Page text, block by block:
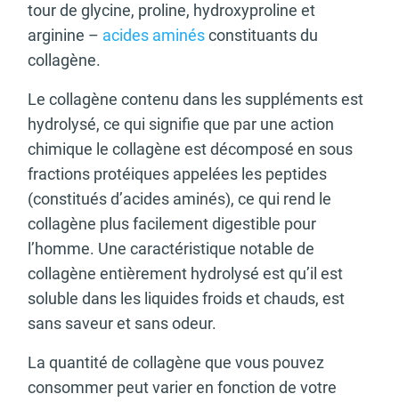
tour de glycine, proline, hydroxyproline et
arginine – acides aminésconstituants du
collagène.
Le collagène contenu dans les suppléments est
hydrolysé, ce qui signifie que par une action
chimique le collagène est décomposé en sous
fractions protéiques appelées les peptides
(constitués d’acides aminés), ce qui rend le
collagène plus facilement digestible pour
l’homme. Une caractéristique notable de
collagène entièrement hydrolysé est qu’il est
soluble dans les liquides froids et chauds, est
sans saveur et sans odeur.
La quantité de collagène que vous pouvez
consommer peut varier en fonction de votre